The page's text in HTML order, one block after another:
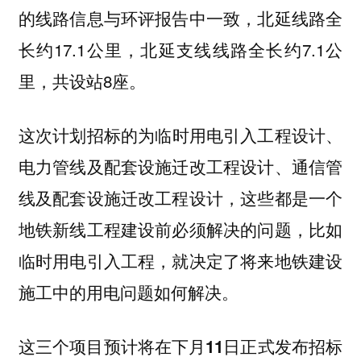
的线路信息与环评报告中一致，北延线路全
长约17.1公里，北延支线线路全长约7.1公
里，共设站8座。
这次计划招标的为临时用电引入工程设计、
电力管线及配套设施迁改工程设计、通信管
线及配套设施迁改工程设计 ，这些都是一个
地铁新线工程建设前必须解决的问题，比如
临时用电引入工程，就决定了将来地铁建设
施工中的用电问题如何解决。
这三个项目预计将在下月11日正式发布招标